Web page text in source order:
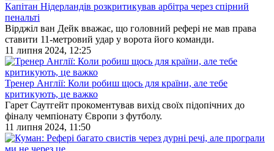
Капітан Нідерландів розкритикував арбітра через спірний
пенальті
Вірджіл ван Дейк вважає, що головний рефері не мав права
ставити 11-метровий удар у ворота його команди.
11 липня 2024, 12:25
Тренер Англії: Коли робиш щось для країни, але тебе
критикують, це важко
Гарет Саутгейт прокоментував вихід своїх підопічних до
фіналу чемпіонату Європи з футболу.
11 липня 2024, 11:50